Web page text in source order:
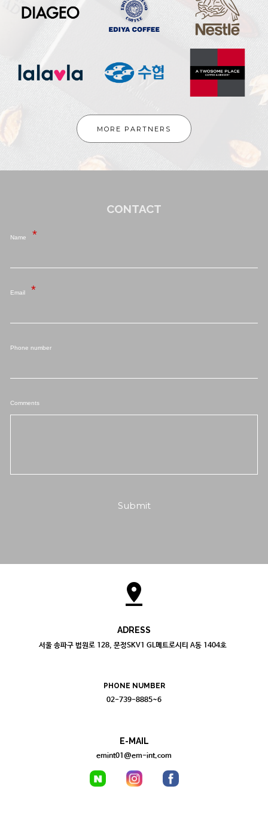
MORE PARTNERS
CONTACT
Name
Email
Phone number
Comments
Submit
pin_drop
ADRESS
서울 송파구 법원로 128, 문정SKV1 GL메트로시티 A동 1404호
PHONE NUMBER
02-739-8885~6
E-MAIL
emint01@em-int.com